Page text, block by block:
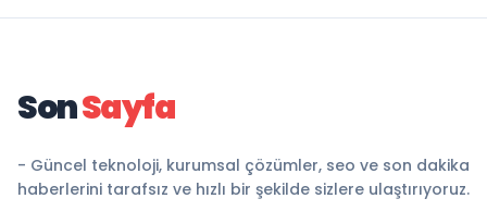
SonSayfa
- Güncel teknoloji, kurumsal çözümler, seo ve son dakika
haberlerini tarafsız ve hızlı bir şekilde sizlere ulaştırıyoruz.